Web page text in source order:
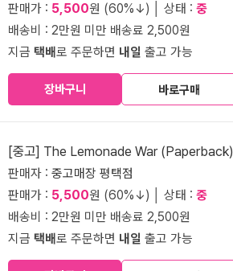
판매가 : 5,500원 (60%↓) │ 상태 : 중
배송비 : 2만원 미만 배송료 2,500원
지금 택배로 주문하면 내일 출고 가능
장바구니 바로구매
[중고] The Lemonade War (Paperback)
판매자 : 중고매장 평택점
판매가 : 5,500원 (60%↓) │ 상태 : 중
배송비 : 2만원 미만 배송료 2,500원
지금 택배로 주문하면 내일 출고 가능